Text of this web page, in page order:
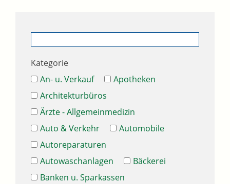
Kategorie
An- u. Verkauf
Apotheken
Architekturbüros
Ärzte - Allgemeinmedizin
Auto & Verkehr
Automobile
Autoreparaturen
Autowaschanlagen
Bäckerei
Banken u. Sparkassen